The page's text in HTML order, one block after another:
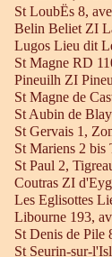
St LoubËs 8,
Belin Beliet ZI
Lugos Lieu dit
St Magne RD
Pineuilh ZI
St Magne de
St Aubin de
St Gervais 1,
St Mariens 2 bis
St Paul 2,
Coutras ZI
Les Eglisottes
Libourne 193,
St Denis de Pile
St Seurin-sur-